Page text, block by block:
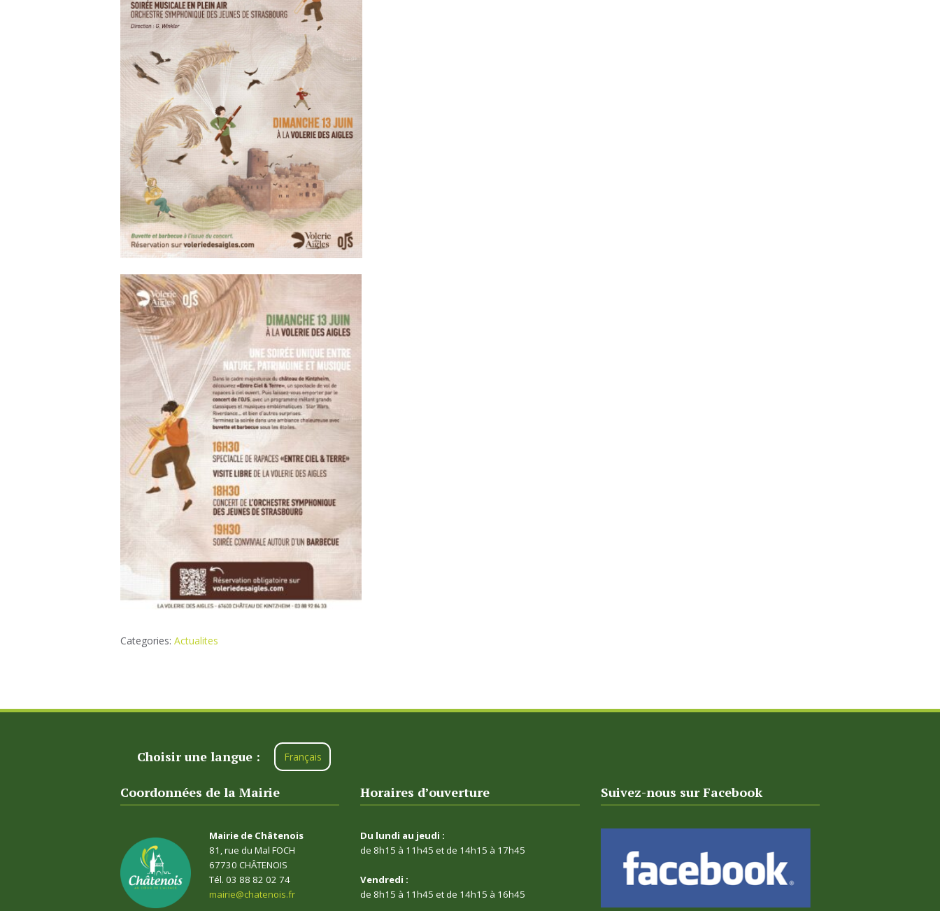
Categories: Actualites
Choisir une langue : Français
Coordonnées de la Mairie
Mairie de Châtenois
81, rue du Mal FOCH
67730 CHÂTENOIS
Tél. 03 88 82 02 74
mairie@chatenois.fr
Horaires d’ouverture
Du lundi au jeudi :
de 8h15 à 11h45 et de 14h15 à 17h45
Vendredi :
de 8h15 à 11h45 et de 14h15 à 16h45
Suivez-nous sur Facebook